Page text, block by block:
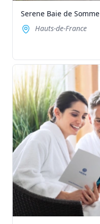
Serene Baie de Somme
Hauts-de-France